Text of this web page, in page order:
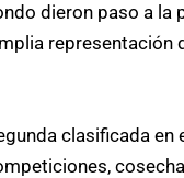
dieron paso a la
representación
clasificada en